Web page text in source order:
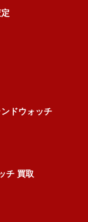
ドウォッチ
チ 買取